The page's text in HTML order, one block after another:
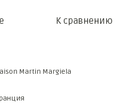
К сравнению
Martin Margiela